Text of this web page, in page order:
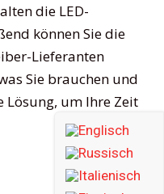
die LED-
können Sie die
Lieferanten
Sie brauchen und
Lösung, um Ihre Zeit